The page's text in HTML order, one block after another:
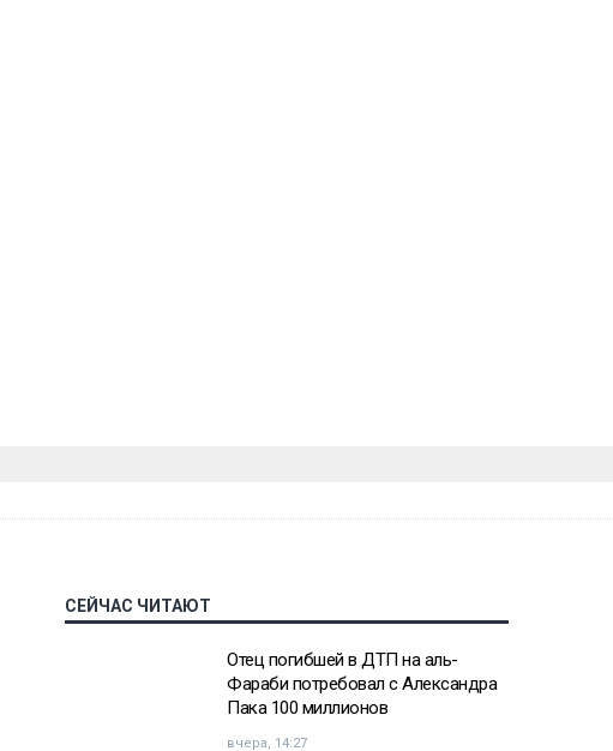
СЕЙЧАС ЧИТАЮТ
Отец погибшей в ДТП на аль-
Фараби потребовал с Александра
Пака 100 миллионов
вчера, 14:27